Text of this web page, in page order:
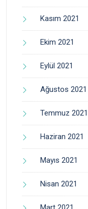
Kasım 2021
Ekim 2021
Eylül 2021
Ağustos 2021
Temmuz 2021
Haziran 2021
Mayıs 2021
Nisan 2021